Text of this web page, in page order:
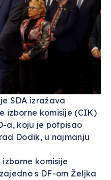
SDA izražava
izborne komisije (CIK)
a, koju je potpisao
Dodik, u najmanju
komisije
s DF-om Željka